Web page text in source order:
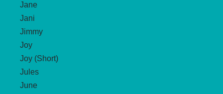
Jane
Jani
Jimmy
Joy
Joy (Short)
Jules
June